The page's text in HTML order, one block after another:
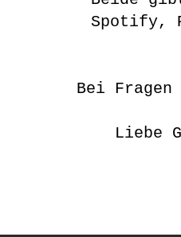
Spotify,
Bei
Liebe